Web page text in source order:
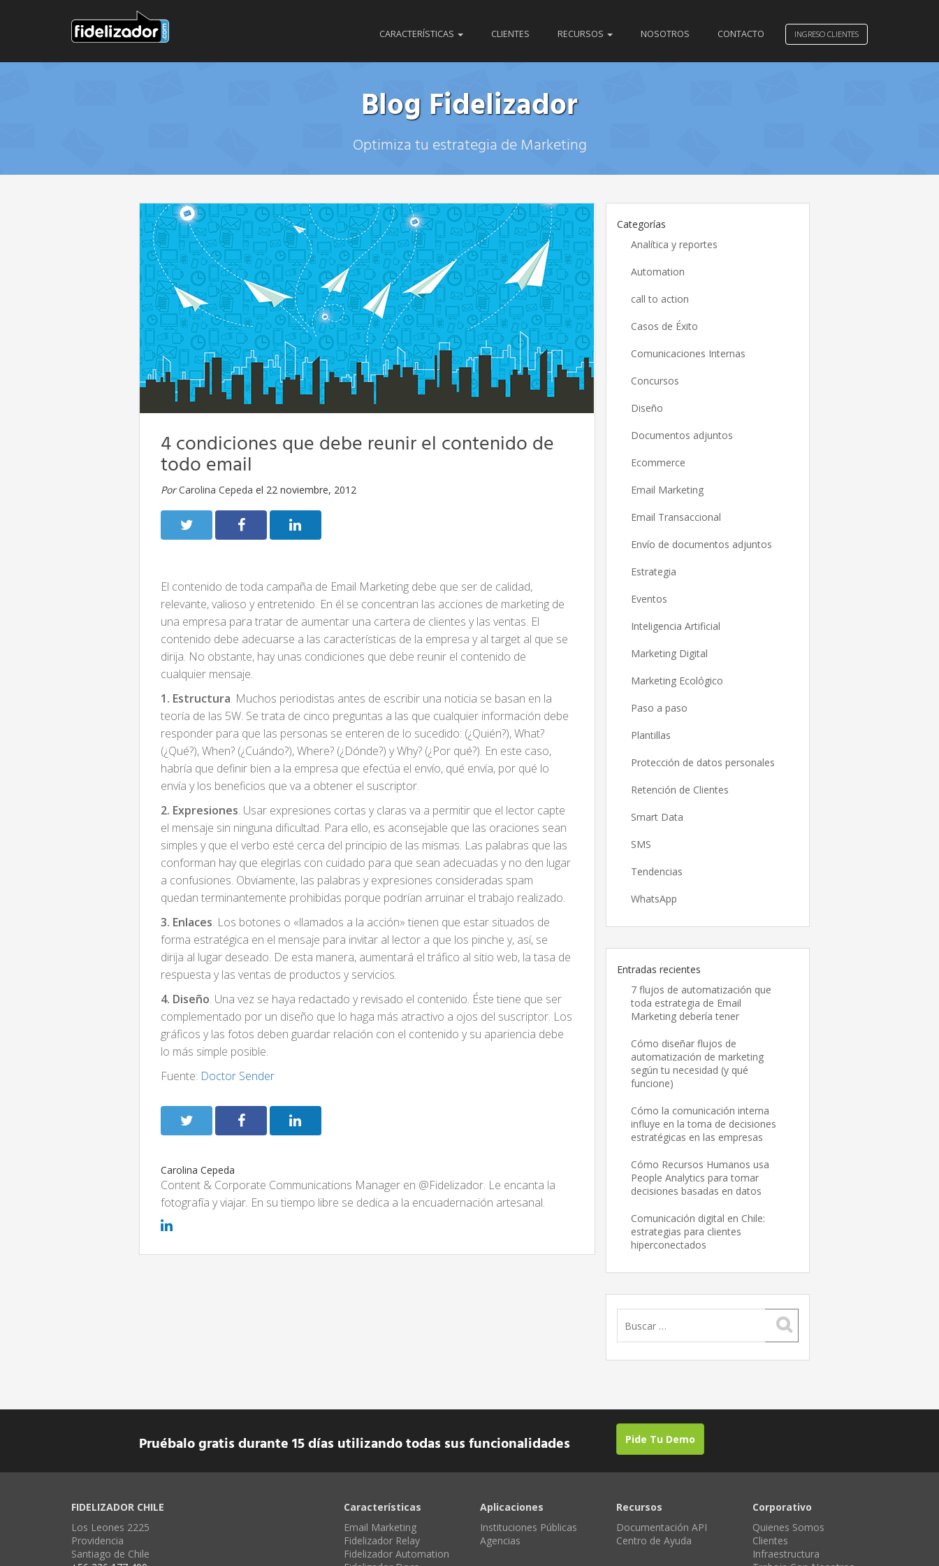
INGRESO CLIENTES
CARACTERÍSTICAS CLIENTES RECURSOS NOSOTROS CONTACTO
Blog Fidelizador
Optimiza tu estrategia de Marketing
4 condiciones que debe reunir el contenido de
todo email
Por Carolina Cepeda el 22 noviembre, 2012
El contenido de toda campaña de Email Marketing debe que ser de calidad,
relevante, valioso y entretenido. En él se concentran las acciones de marketing de
una empresa para tratar de aumentar una cartera de clientes y las ventas. El
contenido debe adecuarse a las características de la empresa y al target al que se
dirija. No obstante, hay unas condiciones que debe reunir el contenido de
cualquier mensaje.
1. Estructura. Muchos periodistas antes de escribir una noticia se basan en la
teoría de las 5W. Se trata de cinco preguntas a las que cualquier información debe
responder para que las personas se enteren de lo sucedido: (¿Quién?), What?
(¿Qué?), When? (¿Cuándo?), Where? (¿Dónde?) y Why? (¿Por qué?). En este caso,
habría que definir bien a la empresa que efectúa el envío, qué envía, por qué lo
envía y los beneficios que va a obtener el suscriptor.
2. Expresiones. Usar expresiones cortas y claras va a permitir que el lector capte
el mensaje sin ninguna dificultad. Para ello, es aconsejable que las oraciones sean
simples y que el verbo esté cerca del principio de las mismas. Las palabras que las
conforman hay que elegirlas con cuidado para que sean adecuadas y no den lugar
a confusiones. Obviamente, las palabras y expresiones consideradas spam
quedan terminantemente prohibidas porque podrían arruinar el trabajo realizado.
3. Enlaces. Los botones o «llamados a la acción» tienen que estar situados de
forma estratégica en el mensaje para invitar al lector a que los pinche y, así, se
dirija al lugar deseado. De esta manera, aumentará el tráfico al sitio web, la tasa de
respuesta y las ventas de productos y servicios.
4. Diseño. Una vez se haya redactado y revisado el contenido. Éste tiene que ser
complementado por un diseño que lo haga más atractivo a ojos del suscriptor. Los
gráficos y las fotos deben guardar relación con el contenido y su apariencia debe
lo más simple posible.
Fuente: Doctor Sender
Carolina Cepeda
Content & Corporate Communications Manager en @Fidelizador. Le encanta la
fotografía y viajar. En su tiempo libre se dedica a la encuadernación artesanal.
Categorías
Analítica y reportes
Automation
call to action
Casos de Éxito
Comunicaciones Internas
Concursos
Diseño
Documentos adjuntos
Ecommerce
Email Marketing
Email Transaccional
Envío de documentos adjuntos
Estrategia
Eventos
Inteligencia Artificial
Marketing Digital
Marketing Ecológico
Paso a paso
Plantillas
Protección de datos personales
Retención de Clientes
Smart Data
SMS
Tendencias
WhatsApp
Entradas recientes
7 flujos de automatización que
toda estrategia de Email
Marketing debería tener
Cómo diseñar flujos de
automatización de marketing
según tu necesidad (y qué
funcione)
Cómo la comunicación interna
influye en la toma de decisiones
estratégicas en las empresas
Cómo Recursos Humanos usa
People Analytics para tomar
decisiones basadas en datos
Comunicación digital en Chile:
estrategias para clientes
hiperconectados
Pruébalo gratis durante 15 días utilizando todas sus funcionalidades Pide Tu Demo
FIDELIZADOR CHILE
Los Leones 2225
Providencia
Santiago de Chile
Características
Email Marketing
Fidelizador Relay
Fidelizador Automation
Aplicaciones
Instituciones Públicas
Agencias
Recursos
Documentación API
Centro de Ayuda
Corporativo
Quienes Somos
Clientes
Infraestructura